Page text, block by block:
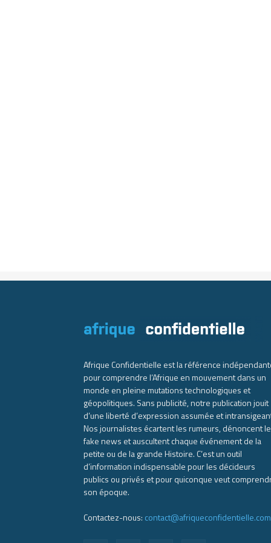
Afrique Confidentielle est la référence
pour comprendre l’Afrique en mouvement dans un
monde en pleine mutations technologiques et
géopolitiques. Sans publicité, notre publication jouit
d’une liberté d’expression assumée et
Nos journalistes écartent les rumeurs, dénoncent
fake news et auscultent chaque événement de la
petite ou de la grande Histoire. C’est un outil
d’information indispensable pour les décideurs
publics ou privés et pour quiconque veut
son époque.
Contactez-nous: contact@afriqueconfidentielle.com